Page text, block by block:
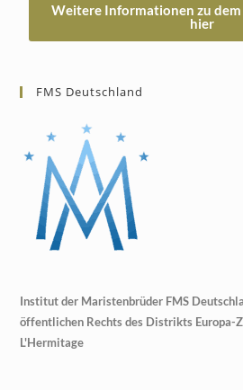
Weitere Informationen zu
hier
FMS Deutschland
Institut der Maristenbrüder FMS
öffentlichen Rechts des Distrikts Europa-
L'Hermitage